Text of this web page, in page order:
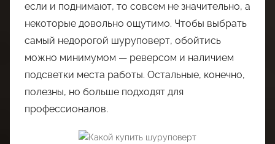
если и поднимают, то совсем не значительно, а
некоторые довольно ощутимо. Чтобы выбрать
самый недорогой шуруповерт, обойтись
можно минимумом — реверсом и наличием
подсветки места работы. Остальные, конечно,
полезны, но больше подходят для
профессионалов.